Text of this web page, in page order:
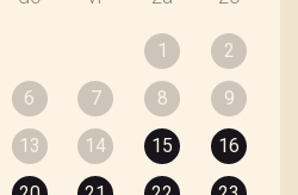
1 2
6 7 8 9
13 14 15 16